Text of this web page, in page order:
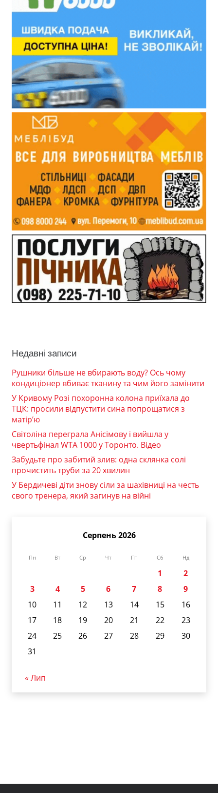
Недавні записи
Рушники більше не вбирають воду? Ось чому
кондиціонер вбиває тканину та чим його замінити
У Кривому Розі похоронна колона приїхала до
ТЦК: просили відпустити сина попрощатися з
матір’ю
Світоліна переграла Анісімову і вийшла у
чвертьфінал WTA 1000 у Торонто. Відео
Забудьте про забитий злив: одна склянка солі
прочистить труби за 20 хвилин
У Бердичеві діти знову сіли за шахівниці на честь
свого тренера, який загинув на війні
Серпень 2026
Пн Вт Ср Чт Пт Сб Нд
1
2
3
4 5 6 7 8
9
10
11 12 13 14 15
16
17
18 19 20 21 22
23
24
25 26 27 28 29
30
31
« Лип